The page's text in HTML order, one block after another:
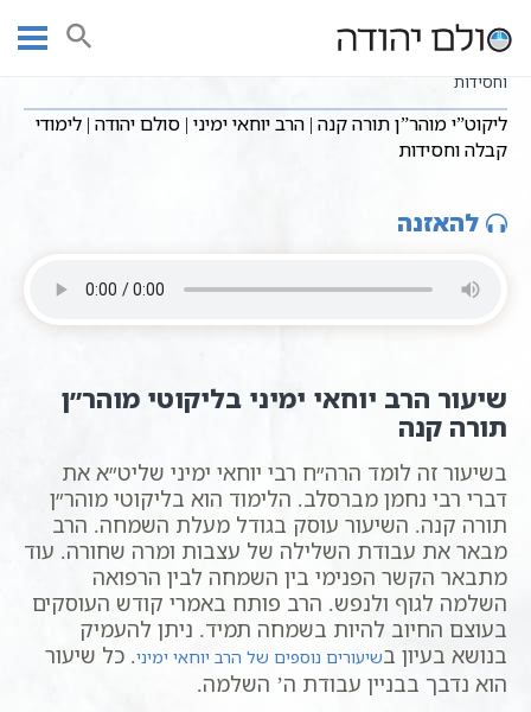
עמוד ראשי שיעורי וידאו
ליקוט”י מוהר”ן תורה קנה | הרב יוחאי ימיני | סולם יהודה | לימודי קבלה
וחסידות
ליקוט”י מוהר”ן תורה קנה | הרב יוחאי ימיני | סולם יהודה | לימודי
קבלה וחסידות
להאזנה
שיעור הרב יוחאי ימיני בליקוטי מוהר״ן
תורה קנה
בשיעור זה לומד הרה״ח רבי יוחאי ימיני שליט״א את
דברי רבי נחמן מברסלב. הלימוד הוא בליקוטי מוהר״ן
תורה קנה. השיעור עוסק בגודל מעלת השמחה. הרב
מבאר את עבודת השלילה של עצבות ומרה שחורה. עוד
מתבאר הקשר הפנימי בין השמחה לבין הרפואה
השלמה לגוף ולנפש. הרב פותח באמרי קודש העוסקים
בעוצם החיוב להיות בשמחה תמיד. ניתן להעמיק
בנושא בעיון בשיעורים נוספים של הרב יוחאי ימיני. כל שיעור
הוא נדבך בבניין עבודת ה’ השלמה.